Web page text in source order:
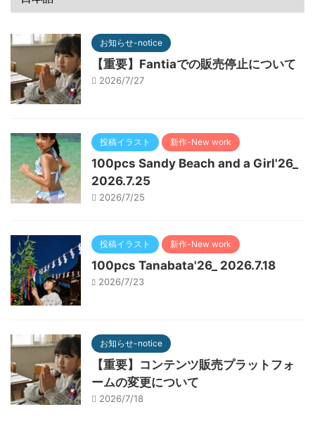
お知らせ-notice
【重要】Fantiaでの販売停止について
2026/7/27
投稿イラスト 新作-New work
100pcs Sandy Beach and a Girl'26_
2026.7.25
2026/7/25
投稿イラスト 新作-New work
100pcs Tanabata'26_ 2026.7.18
2026/7/23
お知らせ-notice
【重要】コンテンツ販売プラットフォ
ームの変更について
2026/7/18